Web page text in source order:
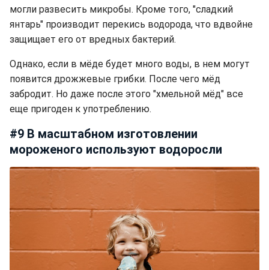
могли развесить микробы. Кроме того, "сладкий
янтарь" производит перекись водорода, что вдвойне
защищает его от вредных бактерий.
Однако, если в мёде будет много воды, в нем могут
появится дрожжевые грибки. После чего мёд
забродит. Но даже после этого "хмельной мёд" все
еще пригоден к употреблению.
#9 В масштабном изготовлении
мороженого используют водоросли